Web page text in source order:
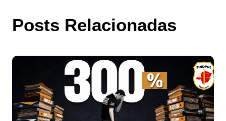
Posts Relacionadas